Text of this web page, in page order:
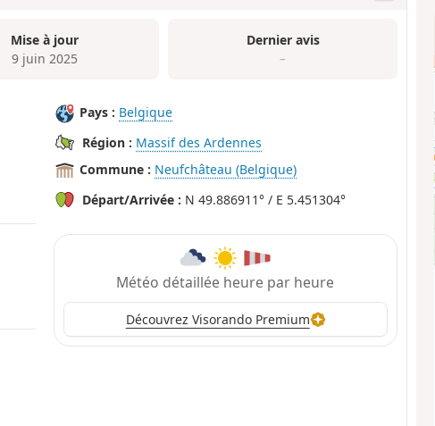
Mise à jour
9 juin 2025
Dernier avis
–
Pays : Belgique
Région : Massif des Ardennes
Commune : Neufchâteau (Belgique)
Départ/Arrivée : N 49.886911° / E 5.451304°
Météo détaillée heure par heure
Découvrez Visorando Premium